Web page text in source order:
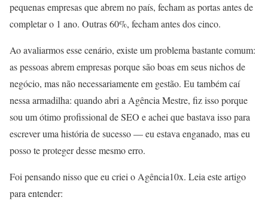
pequenas empresas que abrem no país, fecham as portas antes de
completar o 1 ano. Outras 60%, fecham antes dos cinco.
Ao avaliarmos esse cenário, existe um problema bastante comum:
as pessoas abrem empresas porque são boas em seus nichos de
negócio, mas não necessariamente em gestão. Eu também caí
nessa armadilha: quando abri a Agência Mestre, fiz isso porque
sou um ótimo profissional de SEO e achei que bastava isso para
escrever uma história de sucesso — eu estava enganado, mas eu
posso te proteger desse mesmo erro.
Foi pensando nisso que eu criei o Agência10x. Leia este artigo
para entender: